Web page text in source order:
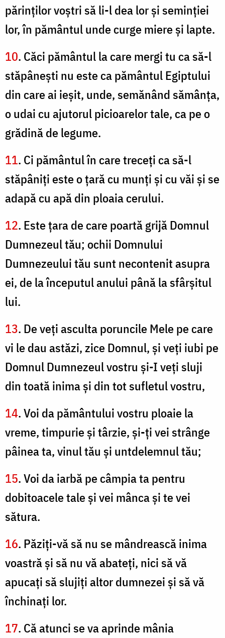
părinţilor voştri să li-l dea lor şi seminţiei
lor, în pământul unde curge miere şi lapte.
10. Căci pământul la care mergi tu ca să-l
stăpâneşti nu este ca pământul Egiptului
din care ai ieşit, unde, semănând sămânţa,
o udai cu ajutorul picioarelor tale, ca pe o
grădină de legume.
11. Ci pământul în care treceţi ca să-l
stăpâniţi este o ţară cu munţi şi cu văi şi se
adapă cu apă din ploaia cerului.
12. Este ţara de care poartă grijă Domnul
Dumnezeul tău; ochii Domnului
Dumnezeului tău sunt necontenit asupra
ei, de la începutul anului până la sfârşitul
lui.
13. De veţi asculta poruncile Mele pe care
vi le dau astăzi, zice Domnul, şi veţi iubi pe
Domnul Dumnezeul vostru şi-I veţi sluji
din toată inima şi din tot sufletul vostru,
14. Voi da pământului vostru ploaie la
vreme, timpurie şi târzie, şi-ţi vei strânge
pâinea ta, vinul tău şi untdelemnul tău;
15. Voi da iarbă pe câmpia ta pentru
dobitoacele tale şi vei mânca şi te vei
sătura.
16. Păziţi-vă să nu se mândrească inima
voastră şi să nu vă abateţi, nici să vă
apucaţi să slujiţi altor dumnezei şi să vă
închinaţi lor.
17. Că atunci se va aprinde mânia